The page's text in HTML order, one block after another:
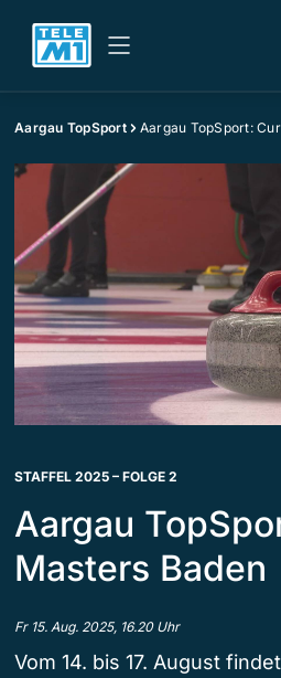
Aargau TopSport Aargau TopSport:
STAFFEL 2025 – FOLGE 2
Aargau
Masters Baden
Fr 15. Aug. 2025, 16.20 Uhr
Vom 14. bis 17. August